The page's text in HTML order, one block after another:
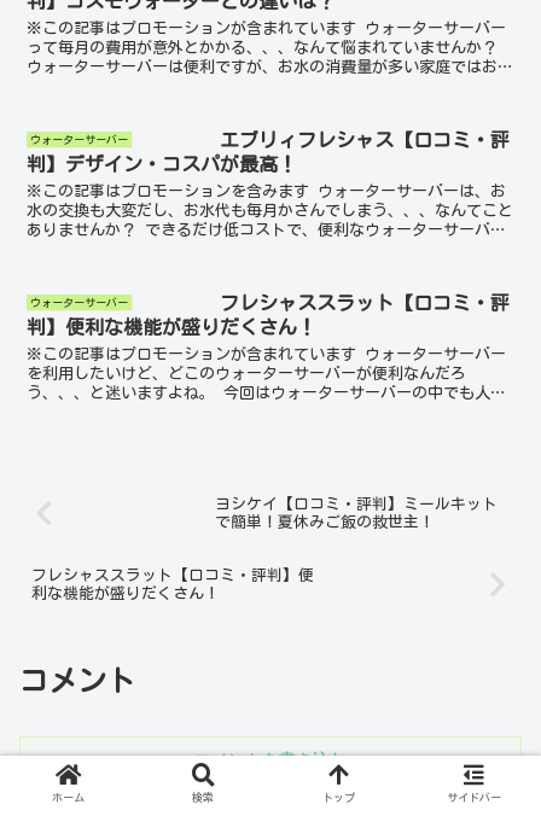
※この記事はプロモーションが含まれています ウォーターサーバー
って毎月の費用が意外とかかる、、、なんて悩まれていませんか？
ウォーターサーバーは便利ですが、お水の消費量が多い家庭ではお水
ウォーターサーバー
エブリィフレシャス【口コミ・評
判】デザイン・コスパが最高！
※この記事はプロモーションを含みます ウォーターサーバーは、お
水の交換も大変だし、お水代も毎月かさんでしまう、、、なんてこと
ありませんか？ できるだけ低コストで、便利なウォーターサーバー
ウォーターサーバー
フレシャススラット【口コミ・評
判】便利な機能が盛りだくさん！
※この記事はプロモーションが含まれています ウォーターサーバー
を利用したいけど、どこのウォーターサーバーが便利なんだろ
う、、、と迷いますよね。 今回はウォーターサーバーの中でも人気
ヨシケイ【口コミ・評判】ミールキット
で簡単！夏休みご飯の救世主！
フレシャススラット【口コミ・評判】便
利な機能が盛りだくさん！
コメント
コメントを書き込む
ホーム 検索 トップ サイドバー